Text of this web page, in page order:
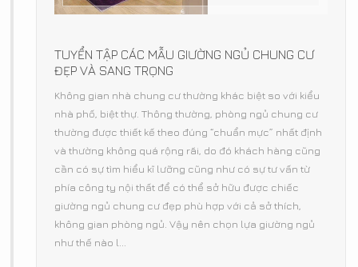
TUYỂN TẬP CÁC MẪU GIƯỜNG NGỦ CHUNG CƯ
ĐẸP VÀ SANG TRỌNG
Không gian nhà chung cư thường khác biệt so với kiểu
nhà phố, biệt thự. Thông thường, phòng ngủ chung cư
thường được thiết kế theo đúng “chuẩn mực” nhất định
và thường không quá rộng rãi, do đó khách hàng cũng
cần có sự tìm hiểu kĩ lưỡng cũng như có sự tư vấn từ
phía công ty nội thất để có thể sở hữu được chiếc
giường ngủ chung cư đẹp phù hợp với cả sở thích,
không gian phòng ngủ. Vậy nên chọn lựa giường ngủ
như thế nào l...